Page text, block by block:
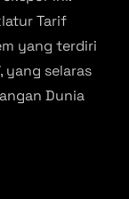
Tarif
yang terdiri
yang selaras
Dunia